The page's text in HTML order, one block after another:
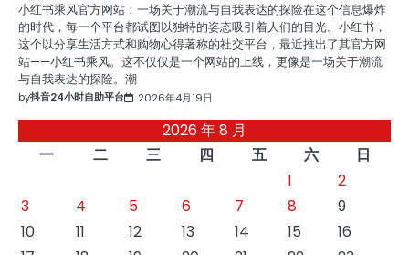
小红书乘风官方网站：一场关于潮流与自我表达的探险在这个信息爆炸
的时代，每一个平台都试图以独特的姿态吸引着人们的目光。小红书，
这个以分享生活方式和购物心得著称的社交平台，最近推出了其官方网
站——小红书乘风。这不仅仅是一个网站的上线，更像是一场关于潮流
与自我表达的探险。潮
by抖音24小时自助平台 2026年4月19日
2026 年 8 月
一
二 三 四 五 六
日
1
2
3
4 5 6 7 8
9
10
11 12 13 14 15
16